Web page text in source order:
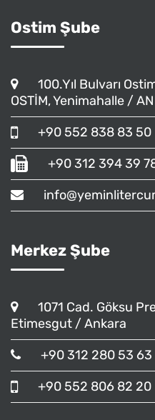
Ostim Şube
100.Yıl Bulvarı
OSTİM, Yenimahalle /
+90 552 838 83 50
+90 312 394 39
Merkez Şube
1071 Cad. Göksu
Etimesgut / Ankara
+90 312 280 53 63
+90 552 806 82 20